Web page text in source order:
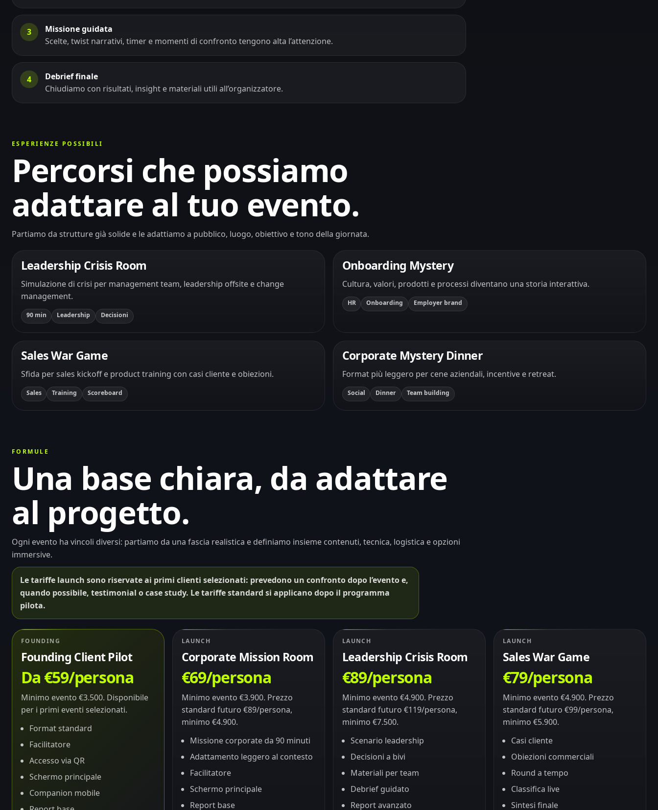
3
Missione guidata
Scelte, twist narrativi, timer e momenti di confronto tengono alta l’attenzione.
4
Debrief finale
Chiudiamo con risultati, insight e materiali utili all’organizzatore.
ESPERIENZE POSSIBILI
Percorsi che possiamo
adattare al tuo evento.
Partiamo da strutture già solide e le adattiamo a pubblico, luogo, obiettivo e tono della giornata.
Leadership Crisis Room
Simulazione di crisi per management team, leadership offsite e change
management.
90 min Leadership Decisioni
Onboarding Mystery
Cultura, valori, prodotti e processi diventano una storia interattiva.
HR Onboarding Employer brand
Sales War Game
Sfida per sales kickoff e product training con casi cliente e obiezioni.
Sales Training Scoreboard
Corporate Mystery Dinner
Format più leggero per cene aziendali, incentive e retreat.
Social Dinner Team building
FORMULE
Una base chiara, da adattare
al progetto.
Ogni evento ha vincoli diversi: partiamo da una fascia realistica e definiamo insieme contenuti, tecnica, logistica e opzioni
immersive.
Le tariffe launch sono riservate ai primi clienti selezionati: prevedono un confronto dopo l’evento e,
quando possibile, testimonial o case study. Le tariffe standard si applicano dopo il programma
pilota.
FOUNDING
Founding Client Pilot
Da €59/persona
Minimo evento €3.500. Disponibile
per i primi eventi selezionati.
Format standard
Facilitatore
Accesso via QR
Schermo principale
Companion mobile
LAUNCH
Corporate Mission Room
€69/persona
Minimo evento €3.900. Prezzo
standard futuro €89/persona,
minimo €4.900.
Missione corporate da 90 minuti
Adattamento leggero al contesto
Facilitatore
Schermo principale
Report base
LAUNCH
Leadership Crisis Room
€89/persona
Minimo evento €4.900. Prezzo
standard futuro €119/persona,
minimo €7.500.
Scenario leadership
Decisioni a bivi
Materiali per team
Debrief guidato
Report avanzato
LAUNCH
Sales War Game
€79/persona
Minimo evento €4.900. Prezzo
standard futuro €99/persona,
minimo €5.900.
Casi cliente
Obiezioni commerciali
Round a tempo
Classifica live
Sintesi finale